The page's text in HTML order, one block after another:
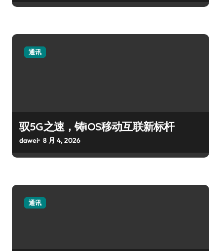
通讯
驭5G之速，铸iOS移动互联新标杆
dawei 8 月 4, 2026
通讯